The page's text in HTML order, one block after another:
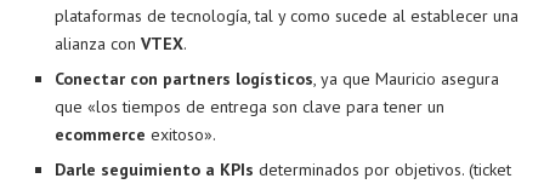
plataformas de tecnología, tal y como sucede al establecer una
alianza con VTEX.
Conectar con partners logísticos, ya que Mauricio asegura
que «los tiempos de entrega son clave para tener un
ecommerce exitoso».
Darle seguimiento a KPIs determinados por objetivos. (ticket